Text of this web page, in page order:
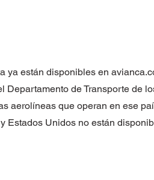
ya están disponibles en
Departamento de Transporte de
aerolíneas que operan en ese
Estados Unidos no están